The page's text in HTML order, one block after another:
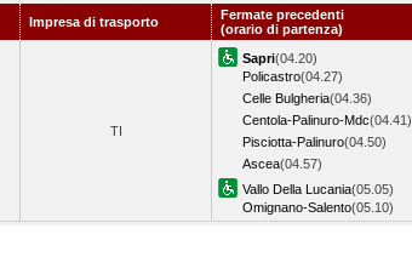
Impresa di trasporto
Fermate precedenti
(orario di partenza)
TI
Sapri(04.20)
Policastro(04.27)
Celle Bulgheria(04.36)
Centola-Palinuro-Mdc(04.41)
Pisciotta-Palinuro(04.50)
Ascea(04.57)
Vallo Della Lucania(05.05)
Omignano-Salento(05.10)